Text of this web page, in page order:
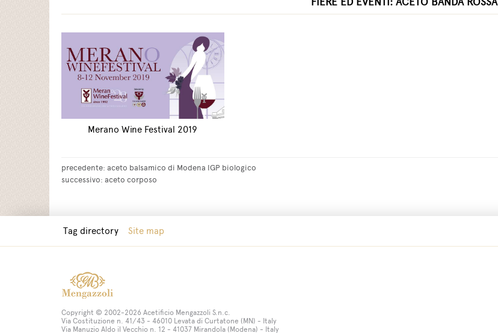
Merano Wine Festival 2019
precedente: aceto balsamico di Modena IGP biologico
successivo: aceto corposo
Tag directory Site map
Copyright © 2002-2026 Acetificio Mengazzoli S.n.c.
Via Costituzione n. 41/43 - 46010 Levata di Curtatone (MN) - Italy
Via Manuzio Aldo il Vecchio n. 12 - 41037 Mirandola (Modena) - Italy